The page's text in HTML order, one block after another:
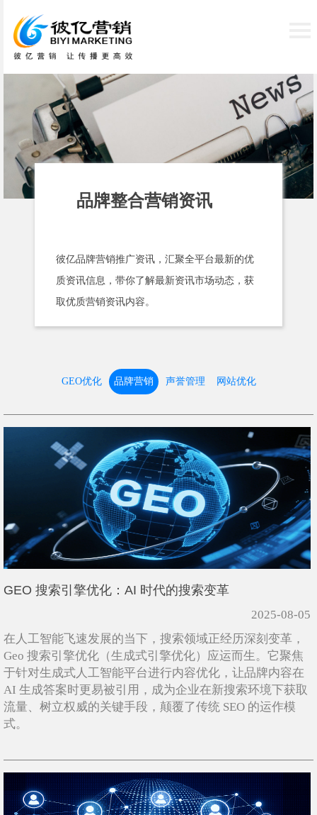
品牌整合营销资讯
彼亿品牌营销推广资讯，汇聚全平台最新的优
质资讯信息，带你了解最新资讯市场动态，获
取优质营销资讯内容。
GEO优化 品牌营销 声誉管理 网站优化
GEO 搜索引擎优化：AI 时代的搜索变革
2025-08-05
在人工智能飞速发展的当下，搜索领域正经历深刻变革，
Geo 搜索引擎优化（生成式引擎优化）应运而生。它聚焦
于针对生成式人工智能平台进行内容优化，让品牌内容在
AI 生成答案时更易被引用，成为企业在新搜索环境下获取
流量、树立权威的关键手段，颠覆了传统 SEO 的运作模
式。